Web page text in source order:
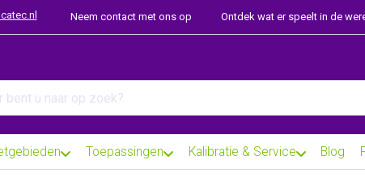
Neem contact met ons op Ontdek wat er speelt in de
Toepassingen Kalibratie & Service Blog